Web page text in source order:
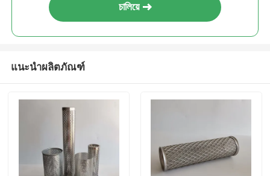
চালিয়ে
แนะนำผลิตภัณฑ์